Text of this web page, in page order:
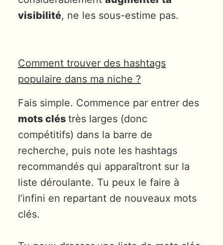
visibilité, ne les sous-estime pas.
Comment trouver des hashtags
populaire dans ma niche ?
Fais simple. Commence par entrer des
mots clés très larges (donc
compétitifs) dans la barre de
recherche, puis note les hashtags
recommandés qui apparaîtront sur la
liste déroulante. Tu peux le faire à
l’infini en repartant de nouveaux mots
clés.